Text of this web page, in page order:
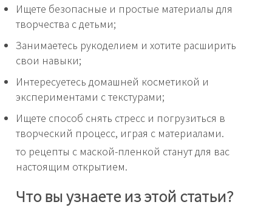
Ищете безопасные и простые материалы для
творчества с детьми;
Занимаетесь рукоделием и хотите расширить
свои навыки;
Интересуетесь домашней косметикой и
экспериментами с текстурами;
Ищете способ снять стресс и погрузиться в
творческий процесс, играя с материалами.
то рецепты с маской-пленкой станут для вас
настоящим открытием.
Что вы узнаете из этой статьи?